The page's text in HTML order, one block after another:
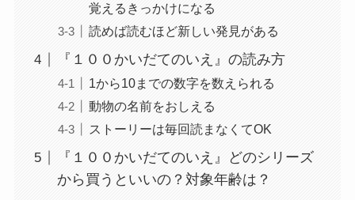
覚えるきっかけになる
読めば読むほど新しい発見がある
『１００かいだてのいえ』の読み方
1から10までの数字を数えられる
動物の名前をおしえる
ストーリーは毎回読まなくてOK
『１００かいだてのいえ』どのシリーズ
から買うといいの？対象年齢は？